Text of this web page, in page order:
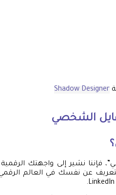
Shadow Designer
الشخصي
فإننا نشير إلى واجهتك
عن نفسك في العالم